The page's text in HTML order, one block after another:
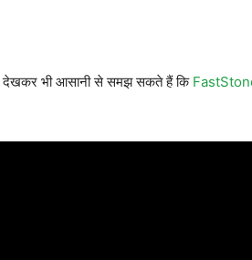
देखकर भी आसानी से समझ सकते हैं कि